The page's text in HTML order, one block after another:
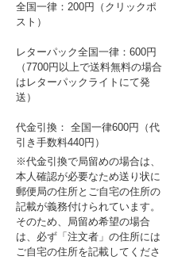
全国一律：200円（クリックポ
スト）
レターパック全国一律：600円
（7700円以上で送料無料の場合
はレターパックライトにて発
送）
代金引換： 全国一律600円（代
引き手数料440円）
※代金引換で局留めの場合は、
本人確認が必要なため送り状に
郵便局の住所とご自宅の住所の
記載が義務付けられています。
そのため、局留め希望の場合
は、必ず「注文者」の住所には
ご自宅の住所を記載してくださ